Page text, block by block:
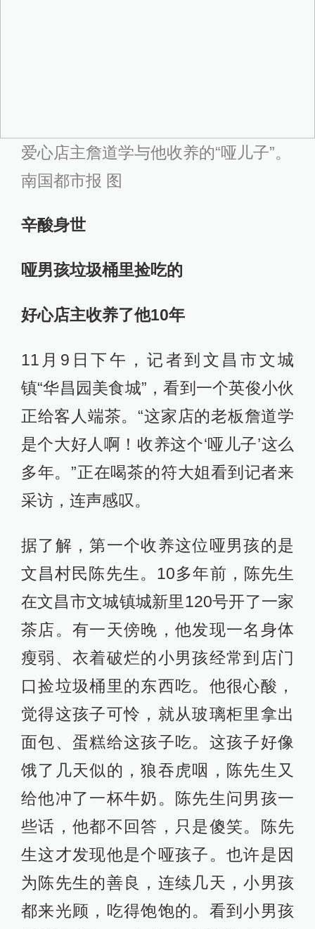
爱心店主詹道学与他收养的“哑儿子”。
南国都市报 图
辛酸身世
哑男孩垃圾桶里捡吃的
好心店主收养了他10年
11月9日下午，记者到文昌市文城
镇“华昌园美食城”，看到一个英俊小伙
正给客人端茶。“这家店的老板詹道学
是个大好人啊！收养这个‘哑儿子’这么
多年。”正在喝茶的符大姐看到记者来
采访，连声感叹。
据了解，第一个收养这位哑男孩的是
文昌村民陈先生。10多年前，陈先生
在文昌市文城镇城新里120号开了一家
茶店。有一天傍晚，他发现一名身体
瘦弱、衣着破烂的小男孩经常到店门
口捡垃圾桶里的东西吃。他很心酸，
觉得这孩子可怜，就从玻璃柜里拿出
面包、蛋糕给这孩子吃。这孩子好像
饿了几天似的，狼吞虎咽，陈先生又
给他冲了一杯牛奶。陈先生问男孩一
些话，他都不回答，只是傻笑。陈先
生这才发现他是个哑孩子。也许是因
为陈先生的善良，连续几天，小男孩
都来光顾，吃得饱饱的。看到小男孩